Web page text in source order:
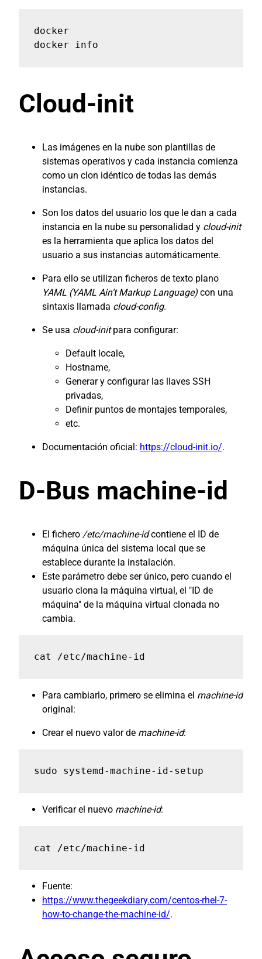
docker
docker info
Cloud-init
Las imágenes en la nube son plantillas de
sistemas operativos y cada instancia comienza
como un clon idéntico de todas las demás
instancias.
Son los datos del usuario los que le dan a cada
instancia en la nube su personalidad y cloud-init
es la herramienta que aplica los datos del
usuario a sus instancias automáticamente.
Para ello se utilizan ficheros de texto plano
YAML (YAML Ain’t Markup Language) con una
sintaxis llamada cloud-config.
Se usa cloud-initpara configurar:
Default locale,
Hostname,
Generar y configurar las llaves SSH
privadas,
Definir puntos de montajes temporales,
etc.
Documentación oficial: https://cloud-init.io/.
D-Bus machine-id
El fichero /etc/machine-idcontiene el ID de
máquina única del sistema local que se
establece durante la instalación.
Este parámetro debe ser único, pero cuando el
usuario clona la máquina virtual, el "ID de
máquina" de la máquina virtual clonada no
cambia.
cat /etc/machine-id
Para cambiarlo, primero se elimina el machine-id
original:
Crear el nuevo valor de machine-id:
sudo systemd-machine-id-setup
Verificar el nuevo machine-id:
cat /etc/machine-id
Fuente:
https://www.thegeekdiary.com/centos-rhel-7-
how-to-change-the-machine-id/.